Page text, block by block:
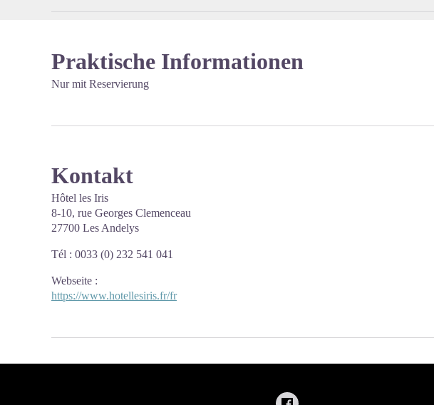
Praktische Informationen
Nur mit Reservierung
Kontakt
Hôtel les Iris
8-10, rue Georges Clemenceau
27700 Les Andelys
Tél : 0033 (0) 232 541 041
Webseite :
https://www.hotellesiris.fr/fr